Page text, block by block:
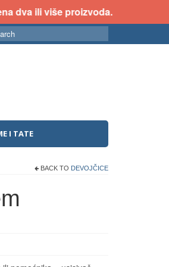
ili više proizvoda.
I TATE
BACK TO DEVOJČICE